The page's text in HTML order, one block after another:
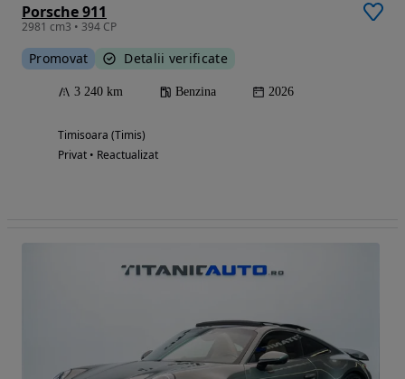
Porsche 911
2981 cm3 • 394 CP
Promovat Detalii verificate
3 240 km Benzina 2026
Timisoara (Timis)
Privat • Reactualizat